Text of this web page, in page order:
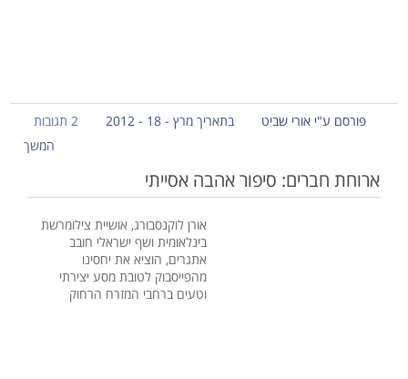
פורסם ע"י אורי שביט בתאריך מרץ - 18 - 2012
2 תגובות
המשך
ארוחת חברים: סיפור אהבה אסייתי
אורן לוקנסבורג, אושיית צילומרשת
בינלאומית ושף ישראלי חובב
אתגרים, הוציא את יחסינו
מהפייסבוק לטובת מסע יצירתי
וטעים ברחבי המזרח הרחוק